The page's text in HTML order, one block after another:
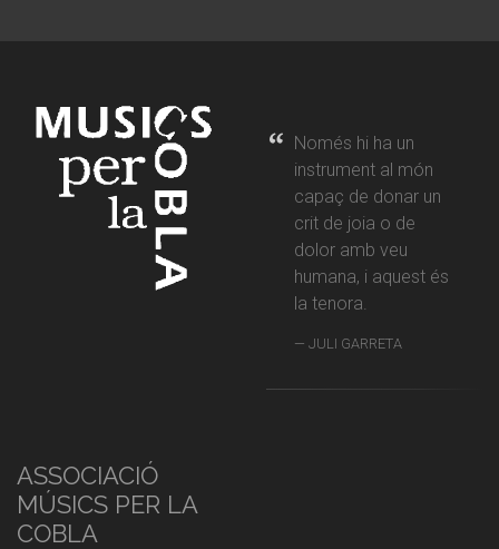
Només hi ha un
instrument al món
capaç de donar un
crit de joia o de
dolor amb veu
humana, i aquest és
la tenora.
JULI GARRETA
ASSOCIACIÓ
MÚSICS PER LA
COBLA